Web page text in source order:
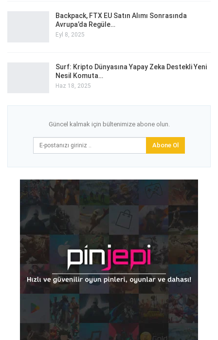
Backpack, FTX EU Satın Alımı Sonrasında
Avrupa’da Regüle…
Eyl 8, 2025
Surf: Kripto Dünyasına Yapay Zeka Destekli Yeni
Nesil Komuta…
Haz 18, 2025
Güncel kalmak için bültenimize abone olun.
Abone Ol